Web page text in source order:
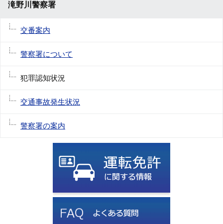
滝野川警察署
交番案内
警察署について
犯罪認知状況
交通事故発生状況
警察署の案内